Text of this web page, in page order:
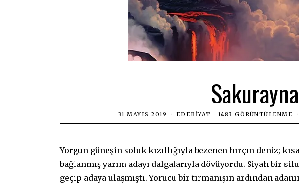
Sakurayna
31 MAYIS 2019 EDEBIYAT 1483 GÖRÜNTÜLENME
Yorgun güneşin soluk kızıllığıyla bezenen hırçın deniz;
bağlanmış yarım adayı dalgalarıyla dövüyordu. Siyah bir
geçip adaya ulaşmıştı. Yorucu bir tırmanışın ardından